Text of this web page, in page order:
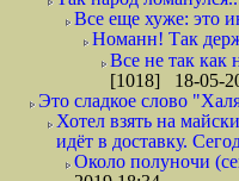
Все еще хуже: это
Номанн! Так
Все не так как
[1018] 18-05-
Это сладкое слово
Хотел взять на
идёт в доставку.
Около полуночи